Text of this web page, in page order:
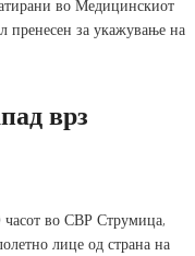
во Медицинскиот
пренесен за укажување на
врз
во СВР Струмица,
лице од страна на